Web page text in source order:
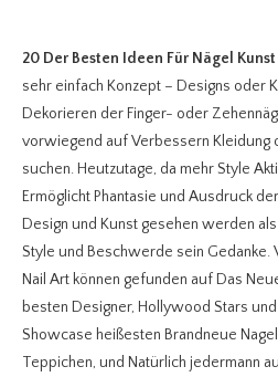
20 Der Besten Ideen Für Nägel Kunst
sehr einfach Konzept – Designs oder
Dekorieren der Finger- oder
vorwiegend auf Verbessern Kleidung
suchen. Heutzutage, da mehr Style
Ermöglicht Phantasie und Ausdruck
Design und Kunst gesehen werden
Style und Beschwerde sein Gedanke.
Nail Art können gefunden auf Das
besten Designer, Hollywood Stars
Showcase heißesten Brandneue
Teppichen, und Natürlich jedermann